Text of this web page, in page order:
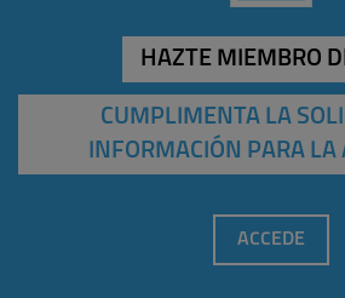
HAZTE MIEMBRO
CUMPLIMENTA LA
INFORMACIÓN PARA LA
ACCEDE